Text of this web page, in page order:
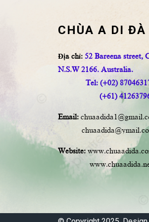
CHÙA A DI ĐÀ
Địa chỉ: 52 Bareena street,
N.S.W 2166. Australia.
Tel: (+02)
(+61)
Email:
Website: